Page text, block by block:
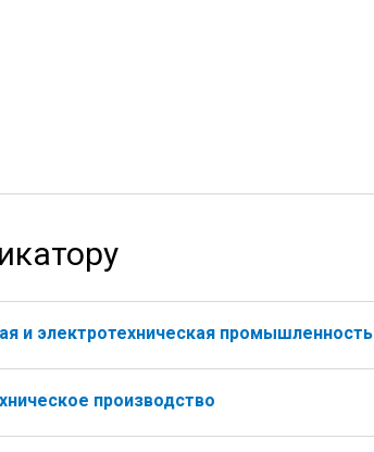
и электротехническая промышленность
производство